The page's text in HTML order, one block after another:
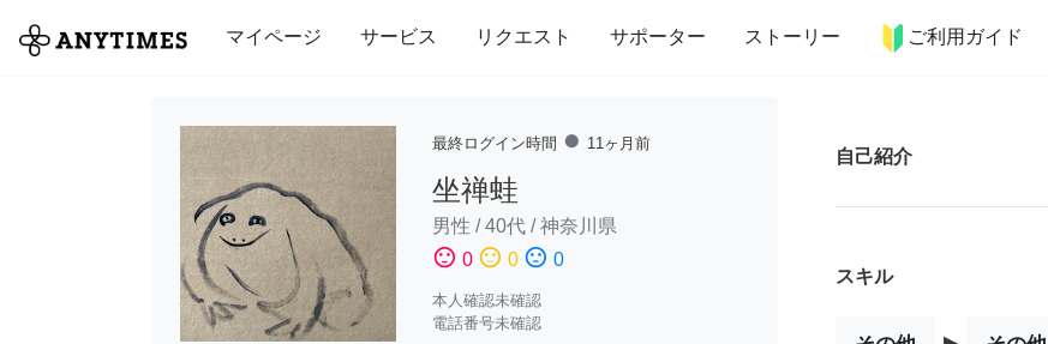
マイページ サービス リクエスト サポーター ストーリー ご利用ガイド
全て 修理・組立 家事 引っ越し インテリア 趣味・習い事 ペット 料理
最終ログイン時間 fiber_manual_record 11ヶ月前
坐禅蛙
男性 /40代 /神奈川県
sentiment_satisfied 0 sentiment_neutral 0 sentiment_dissatisfied 0
本人確認未確認
電話番号未確認
自己紹介
スキル